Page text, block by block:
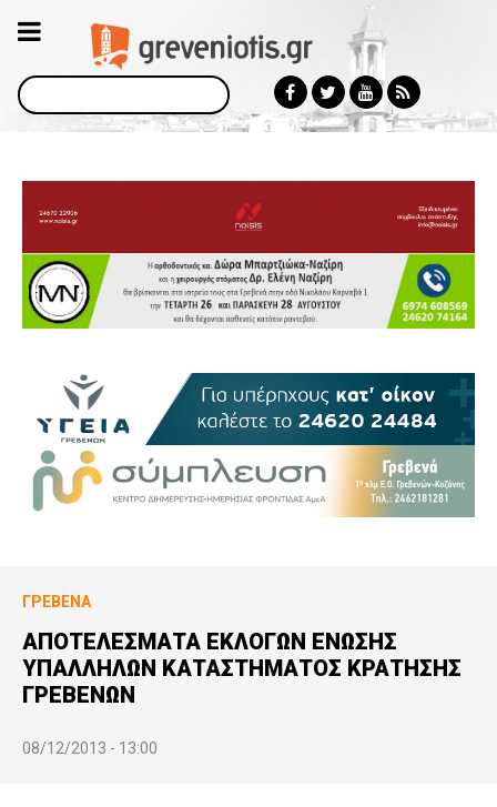
Αναζήτηση
ΓΡΕΒΕΝΆ
ΑΠΟΤΕΛΕΣΜΑΤΑ ΕΚΛΟΓΩΝ ΕΝΩΣΗΣ
ΥΠΑΛΛΗΛΩΝ ΚΑΤΑΣΤΗΜΑΤΟΣ ΚΡΑΤΗΣΗΣ
ΓΡΕΒΕΝΩΝ
08/12/2013 - 13:00